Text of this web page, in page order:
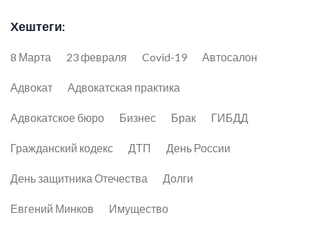
Хештеги:
8 Марта 23 февраля Covid-19 Автосалон
Адвокат Адвокатская практика
Адвокатское бюро Бизнес Брак ГИБДД
Гражданский кодекс ДТП День России
День защитника Отечества Долги
Евгений Минков Имущество